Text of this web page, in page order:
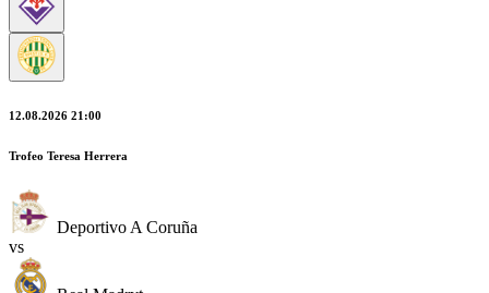
12.08.2026 21:00
Trofeo Teresa Herrera
Deportivo A Coruña
vs